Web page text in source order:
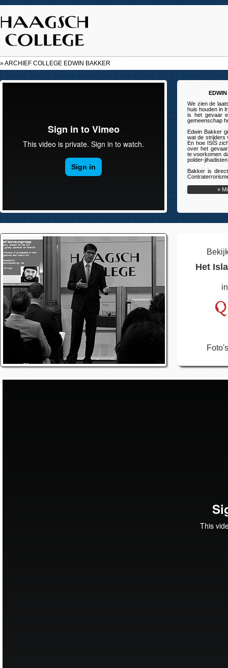
» ARCHIEF COLLEGE EDWIN BAKKER
We zien de
huis houden in
is het gevaar
gemeenschap
Edwin Bakker
wat de strijders
En hoe ISIS
over het
te voorkomen
polder-
Bakker is
»
Het